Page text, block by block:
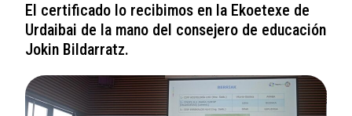
El certificado lo recibimos en la Ekoetexe de
Urdaibai de la mano del consejero de educación
Jokin Bildarratz.